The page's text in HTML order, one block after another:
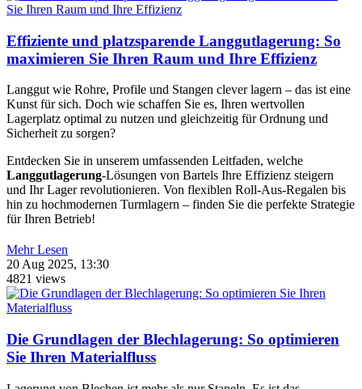
Effiziente und platzsparende Langgutlagerung: So
maximieren Sie Ihren Raum und Ihre Effizienz
Langgut wie Rohre, Profile und Stangen clever lagern – das ist eine
Kunst für sich. Doch wie schaffen Sie es, Ihren wertvollen
Lagerplatz optimal zu nutzen und gleichzeitig für Ordnung und
Sicherheit zu sorgen?
Entdecken Sie in unserem umfassenden Leitfaden, welche
Langgutlagerung-Lösungen von Bartels Ihre Effizienz steigern
und Ihr Lager revolutionieren. Von flexiblen Roll-Aus-Regalen bis
hin zu hochmodernen Turmlagern – finden Sie die perfekte Strategie
für Ihren Betrieb!
Mehr Lesen
20 Aug 2025, 13:30
4821 views
Die Grundlagen der Blechlagerung: So optimieren
Sie Ihren Materialfluss